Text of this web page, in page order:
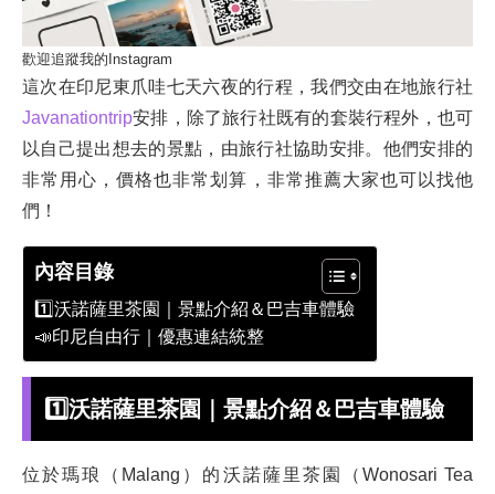
歡迎追蹤我的Instagram
這次在印尼東爪哇七天六夜的行程，我們交由在地旅行社
Javanationtrip安排，除了旅行社既有的套裝行程外，也可
以自己提出想去的景點，由旅行社協助安排。他們安排的
非常用心，價格也非常划算，非常推薦大家也可以找他
們！
內容目錄
1️⃣沃諾薩里茶園｜景點介紹＆巴吉車體驗
📣印尼自由行｜優惠連結統整
1️⃣沃諾薩里茶園 ｜景點介紹＆巴吉車體驗
位於瑪琅（Malang）的沃諾薩里茶園（Wonosari Tea